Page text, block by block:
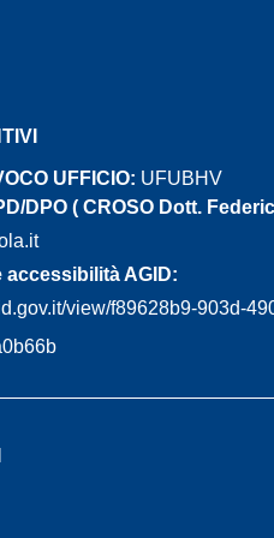
UFFICIO: UFUBHV
DPO ( CROSO Dott.
accessibilità AGID:
view/f89628b9-903d-